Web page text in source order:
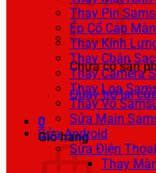
Chưa có sản
Quay trở lại
0
Giỏ hàng
Thay Pin
Ép Cổ Cáp
Thay Kính
Thay Chân
Thay Camera
Thay Loa
Thay Vỏ
Sửa Main
Sửa Android
Sửa Điện
Thay